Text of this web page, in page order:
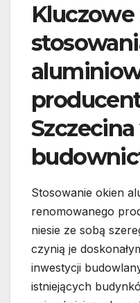
Kluczowe
Stosowanie okien
renomowanego
niesie ze sobą
czynią je
inwestycji
istniejących